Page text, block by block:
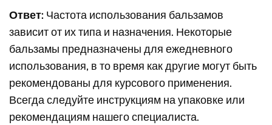
Ответ: Частота использования бальзамов
зависит от их типа и назначения. Некоторые
бальзамы предназначены для ежедневного
использования, в то время как другие могут быть
рекомендованы для курсового применения.
Всегда следуйте инструкциям на упаковке или
рекомендациям нашего специалиста.